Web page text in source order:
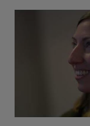
• Vrouwen hebben
• Meestal treden
tussen het
Bij het MS Centrum
met MS en
willen dat mensen
kunnen hebben
Dit willen we
individu de